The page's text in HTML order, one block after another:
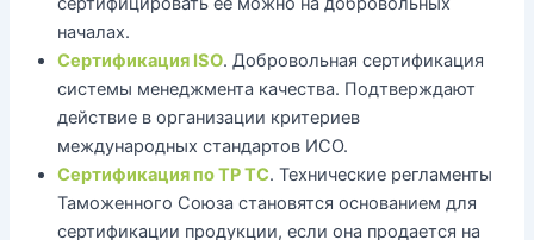
началах.
Сертификация ISO. Добровольная сертификация
системы менеджмента качества. Подтверждают
действие в организации критериев
международных стандартов ИСО.
Сертификация по ТР ТС. Технические регламенты
Таможенного Союза становятся основанием для
сертификации продукции, если она продается на